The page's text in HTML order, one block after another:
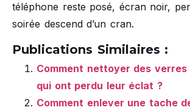
téléphone reste posé, écran noir,
soirée descend d’un cran.
Publications Similaires :
Comment nettoyer des
qui ont perdu leur éclat ?
Comment enlever une tache